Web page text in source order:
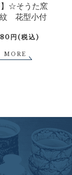
】☆そうた窯
花型小付
円(税込)
MORE